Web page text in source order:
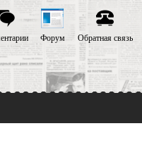
Форум Обратная связь